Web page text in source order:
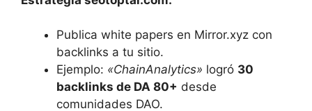
Publica white papers en Mirror.xyz con
backlinks a tu sitio.
Ejemplo: «ChainAnalytics» logró 30
backlinks de DA 80+ desde
comunidades DAO.